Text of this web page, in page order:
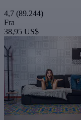
4,7 (89.244)
Fra
38,95 US$